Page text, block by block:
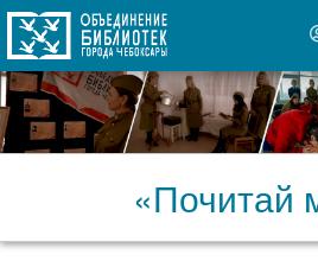
«Почитай